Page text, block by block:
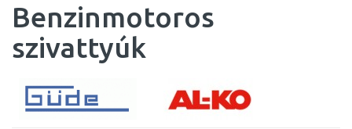
Benzinmotoros
szivattyúk